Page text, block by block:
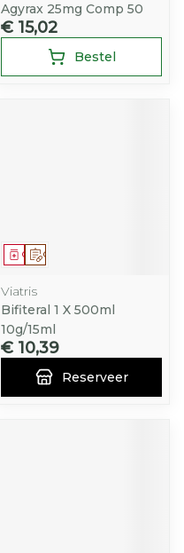
Agyrax 25mg Comp 50
€ 15,02
Bestel
Op voorschrift
Geneesmiddel
Viatris
Bifiteral 1 X 500ml
10g/15ml
€ 10,39
Reserveer